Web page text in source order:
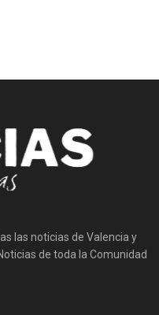
las noticias de Valencia y
de toda la Comunidad